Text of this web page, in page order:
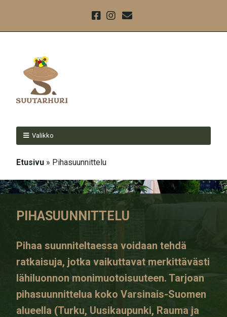
Valikko
Etusivu » Pihasuunnittelu
PIHASUUNNITTELU
Pihaa suunniteltaessa voidaan tehdä
ratkaisuja, jotka vaikuttavat merkittävästi
lähiluonnon monimuotoisuuteen. Tarjoan
pihasuunnittelua koko Varsinais-Suomen
alueella (Turku, Uusikaupunki, Rauma ja